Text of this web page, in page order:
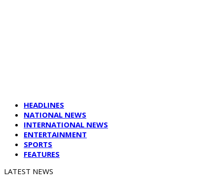
HEADLINES
NATIONAL NEWS
INTERNATIONAL NEWS
ENTERTAINMENT
SPORTS
FEATURES
LATEST NEWS